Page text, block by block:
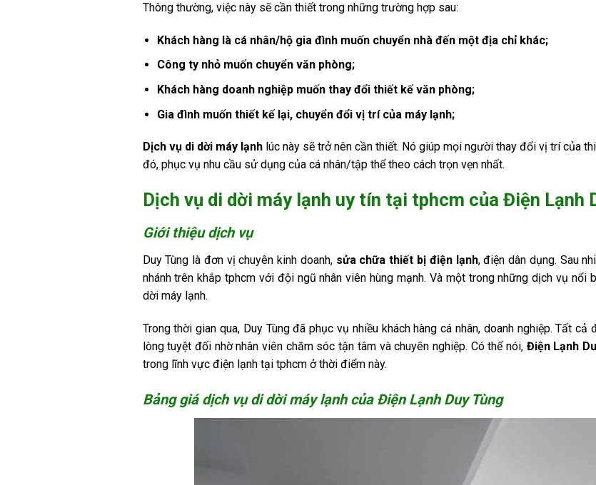
Thông thường, việc này sẽ cần thiết trong những trường hợp sau:
Khách hàng là cá nhân/hộ gia đình muốn chuyển nhà đến một địa chỉ khác;
Công ty nhỏ muốn chuyển văn phòng;
Khách hàng doanh nghiệp muốn thay đổi thiết kế văn phòng;
Gia đình muốn thiết kế lại, chuyển đổi vị trí của máy lạnh;
Dịch vụ di dời máy lạnhlúc này sẽ trở nên cần thiết. Nó giúp mọi người thay đổi vị trí của
đó, phục vụ nhu cầu sử dụng của cá nhân/tập thể theo cách trọn vẹn nhất.
Dịch vụ di dời máy lạnh uy tín tại tphcm của Điện Lạnh
Giới thiệu dịch vụ
Duy Tùng là đơn vị chuyên kinh doanh, sửa chữa thiết bị điện lạnh, điện dân dụng. Sau
nhánh trên khắp tphcm với đội ngũ nhân viên hùng mạnh. Và một trong những dịch vụ nổi
dời máy lạnh.
Trong thời gian qua, Duy Tùng đã phục vụ nhiều khách hàng cá nhân, doanh nghiệp. Tất
lòng tuyệt đối nhờ nhân viên chăm sóc tận tâm và chuyên nghiệp. Có thể nói, Điện Lạnh
trong lĩnh vực điện lạnh tại tphcm ở thời điểm này.
Bảng giá dịch vụ di dời máy lạnh của Điện Lạnh Duy Tùng